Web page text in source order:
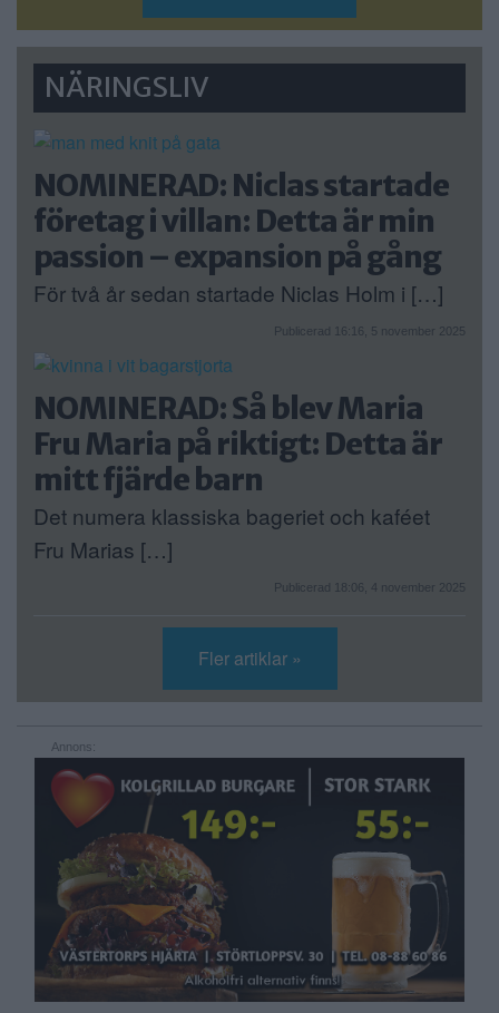
NÄRINGSLIV
NOMINERAD: Niclas startade
företag i villan: Detta är min
passion – expansion på gång
För två år sedan startade Niclas Holm i […]
Publicerad 16:16, 5 november 2025
NOMINERAD: Så blev Maria
Fru Maria på riktigt: Detta är
mitt fjärde barn
Det numera klassiska bageriet och kaféet
Fru Marias […]
Publicerad 18:06, 4 november 2025
Fler artiklar »
Annons: